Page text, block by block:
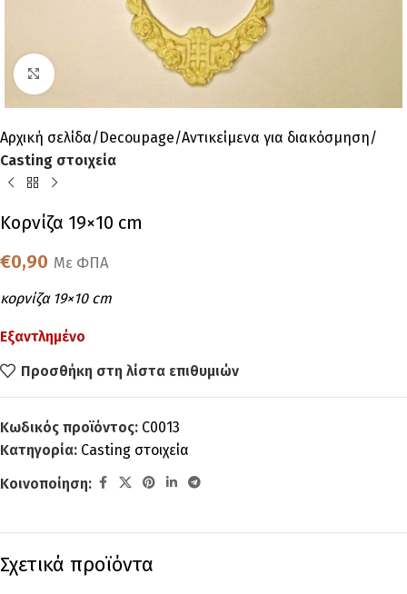
Click to enlarge
Αρχική σελίδα Decoupage Αντικείμενα για διακόσμηση
Casting στοιχεία
Κορνίζα 19×10 cm
€0,90 Με ΦΠΑ
κορνίζα 19×10 cm
Εξαντλημένο
Προσθήκη στη λίστα επιθυμιών
Κωδικός προϊόντος: C0013
Κατηγορία: Casting στοιχεία
Κοινοποίηση:
Σχετικά προϊόντα